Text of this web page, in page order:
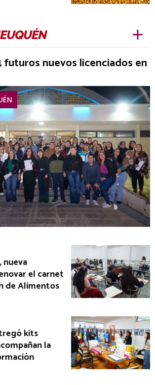
futuros nuevos licenciados en
nueva
el carnet
de Alimentos
kits
la